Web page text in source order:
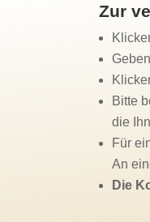
Zur
Bitte
die
Für
An
Die